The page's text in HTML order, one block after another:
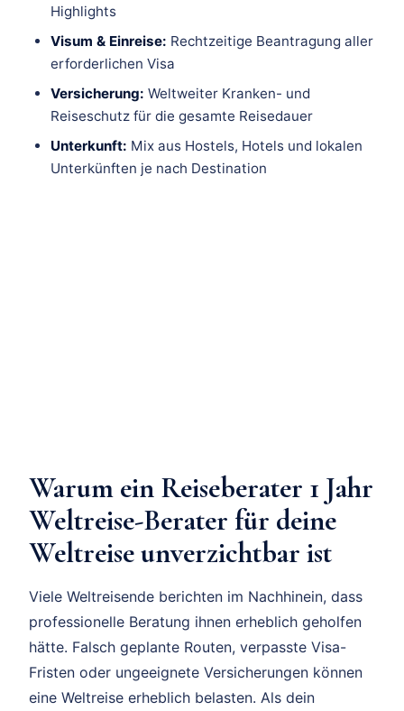
Highlights
Visum & Einreise: Rechtzeitige Beantragung aller
erforderlichen Visa
Versicherung: Weltweiter Kranken- und
Reiseschutz für die gesamte Reisedauer
Unterkunft: Mix aus Hostels, Hotels und lokalen
Unterkünften je nach Destination
Warum ein Reiseberater 1 Jahr
Weltreise-Berater für deine
Weltreise unverzichtbar ist
Viele Weltreisende berichten im Nachhinein, dass
professionelle Beratung ihnen erheblich geholfen
hätte. Falsch geplante Routen, verpasste Visa-
Fristen oder ungeeignete Versicherungen können
eine Weltreise erheblich belasten. Als dein